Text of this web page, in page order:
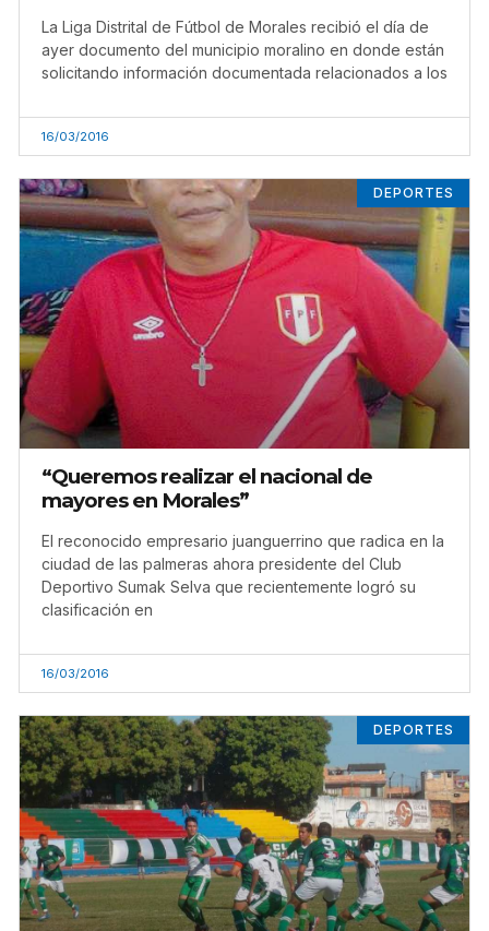
La Liga Distrital de Fútbol de Morales recibió el día de
ayer documento del municipio moralino en donde están
solicitando información documentada relacionados a los
16/03/2016
DEPORTES
“Queremos realizar el nacional de
mayores en Morales”
El reconocido empresario juanguerrino que radica en la
ciudad de las palmeras ahora presidente del Club
Deportivo Sumak Selva que recientemente logró su
clasificación en
16/03/2016
DEPORTES